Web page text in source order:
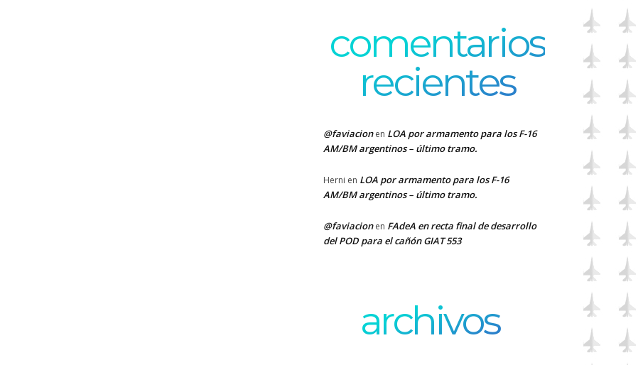
comentarios
recientes
@faviacionen LOA por armamento para los F-16
AM/BM argentinos – último tramo.
Herni en LOA por armamento para los F-16
AM/BM argentinos – último tramo.
@faviacionen FAdeA en recta final de desarrollo
del POD para el cañón GIAT 553
archivos